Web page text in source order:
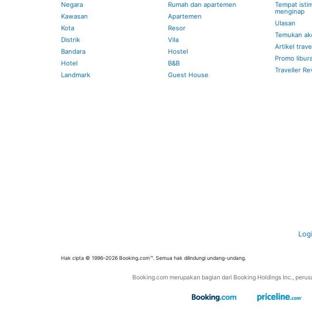
Negara
Kawasan
Kota
Distrik
Bandara
Hotel
Landmark
Rumah dan apartemen
Apartemen
Resor
Vila
Hostel
B&B
Guest House
Tempat
menginap
Ulasan
Temukan
Artikel
Promo
Traveller
Hak cipta © 1996–2026 Booking.com™. Semua hak dilindungi undang-undang.
Booking.com merupakan bagian dari Booking Holdings Inc.,